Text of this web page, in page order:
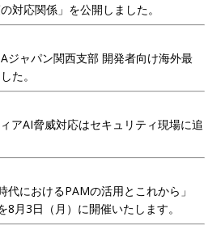
対応関係」を公開しました。
ジャパン関西支部 開発者向け海外最
た。
アAI脅威対応はセキュリティ現場に追
代におけるPAMの活用とこれから」
8月3日（月）に開催いたします。